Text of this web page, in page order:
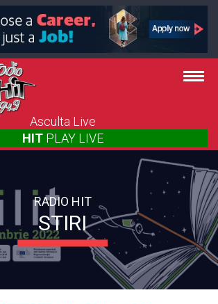
Asculta Live
HIT PLAY LIVE
RADIO HIT
STIRI